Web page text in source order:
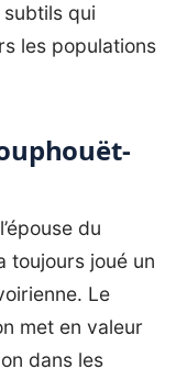
qui
les populations
du
toujours joué un
Le
met en valeur
dans les